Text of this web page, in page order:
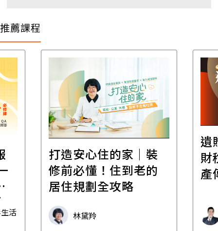
推薦課程
活
打造安心住的家｜裝
修前必懂！住到老的
居住規劃全攻略
林黛羚
遺
財
產